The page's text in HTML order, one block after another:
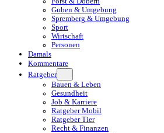
Guben & Umgebung
Spremberg & Umgebung
Sport
Wirtschaft
Personen
Damals
Kommentare
Ratgeber
Bauen & Leben
Gesundheit
Job & Karriere
Ratgeber Mobil
Ratgeber Tier
Recht & Finanzen